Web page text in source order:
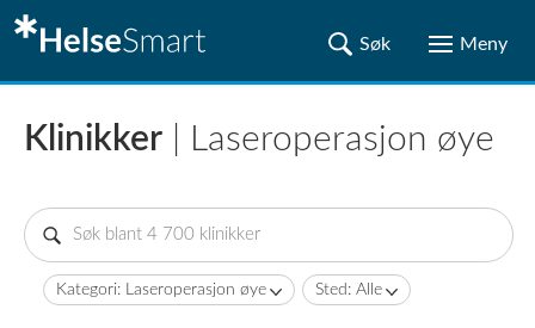
Klinikker | Laseroperasjon øye
Kategori: Laseroperasjon øye Sted: Alle